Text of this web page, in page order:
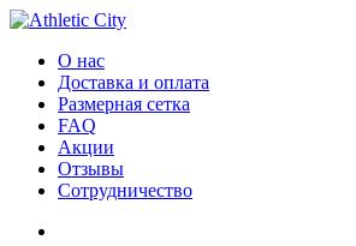
О нас
Доставка и оплата
Размерная сетка
FAQ
Акции
Отзывы
Сотрудничество